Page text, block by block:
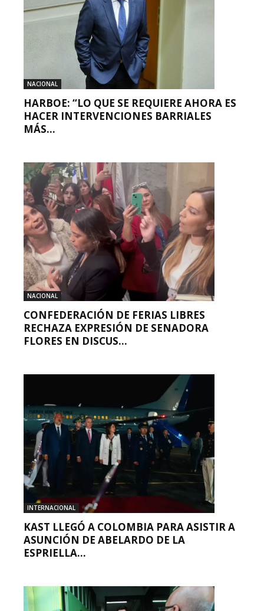
NACIONAL
HARBOE: “LO QUE SE REQUIERE AHORA ES
HACER INTERVENCIONES BARRIALES
MÁS...
NACIONAL
CONFEDERACIÓN DE FERIAS LIBRES
RECHAZA EXPRESIÓN DE SENADORA
FLORES EN DISCUS...
INTERNACIONAL
KAST LLEGÓ A COLOMBIA PARA ASISTIR A
ASUNCIÓN DE ABELARDO DE LA
ESPRIELLA...